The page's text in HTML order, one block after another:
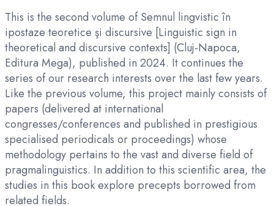
This is the second volume of Semnul lingvistic în
ipostaze teoretice şi discursive [Linguistic sign in
theoretical and discursive contexts] (Cluj‑Napoca,
Editura Mega), published in 2024. It continues the
series of our research interests over the last few years.
Like the previous volume, this project mainly consists of
papers (delivered at international
congresses/conferences and published in prestigious
specialised periodicals or proceedings) whose
methodology pertains to the vast and diverse field of
pragmalinguistics. In addition to this scientific area, the
studies in this book explore precepts borrowed from
related fields.